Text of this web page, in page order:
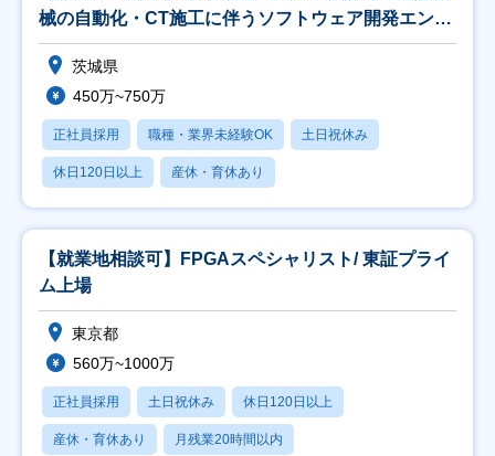
械の自動化・CT施工に伴うソフトウェア開発エンジ
ニア
茨城県
450万~750万
正社員採用 職種・業界未経験OK 土日祝休み
休日120日以上 産休・育休あり
【就業地相談可】FPGAスペシャリスト/ 東証プライ
ム上場
東京都
560万~1000万
正社員採用 土日祝休み 休日120日以上
産休・育休あり 月残業20時間以内